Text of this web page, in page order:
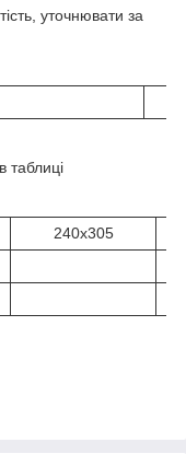
уточнювати за
таблиці
240х305